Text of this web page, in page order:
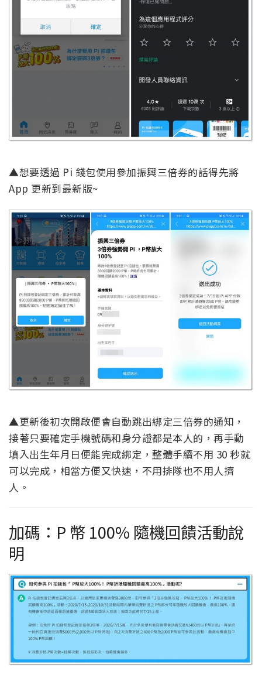
▲想要透過 Pi 錢包使用參加振興三倍券的話得先將
App 更新到最新版~
▲更新後初次開啟便會自動跳出綁定三倍券的通知，
接著只要確定手機號碼和身分證都是本人的，再手動
填入出生年月日便能完成綁定，整體手續不用 30 秒就
可以完成，相當方便又快速，不用排隊也不用人擠
人。
加碼：P 幣 100% 隨機回饋活動說
明